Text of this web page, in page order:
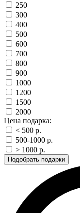
250
300
400
500
600
700
800
900
1000
1200
1500
2000
Цена подарка:
< 500 p.
500-1000 p.
> 1000 p.